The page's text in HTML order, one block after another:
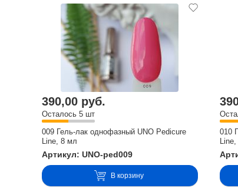
390,00 руб.
Осталось 5 шт
009 Гель-лак однофазный UNO Pedicure
Line, 8 мл
Артикул: UNO-ped009
В корзину
010